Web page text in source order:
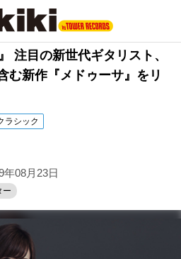
注目の新世代ギタリスト、
む新作『メドゥーサ』をリ
ラシック
年08月23日
ー